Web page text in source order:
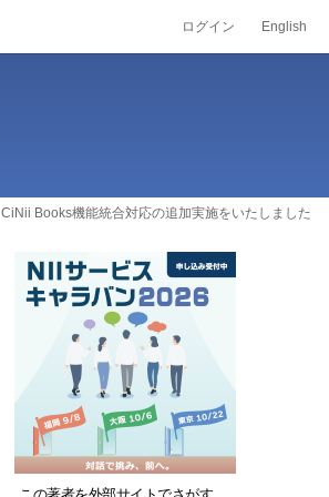
ログイン English
CiNii Books機能統合対応の追加実施をいたしました